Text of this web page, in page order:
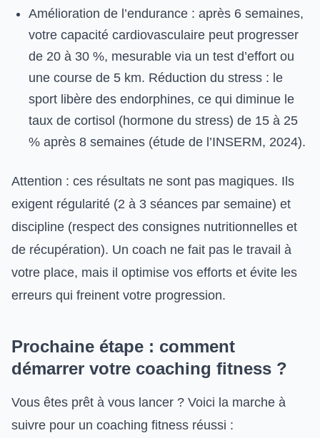
Amélioration de l’endurance : après 6 semaines,
votre capacité cardiovasculaire peut progresser
de 20 à 30 %, mesurable via un test d’effort ou
une course de 5 km. Réduction du stress : le
sport libère des endorphines, ce qui diminue le
taux de cortisol (hormone du stress) de 15 à 25
% après 8 semaines (étude de l’INSERM, 2024).
Attention : ces résultats ne sont pas magiques. Ils
exigent régularité (2 à 3 séances par semaine) et
discipline (respect des consignes nutritionnelles et
de récupération). Un coach ne fait pas le travail à
votre place, mais il optimise vos efforts et évite les
erreurs qui freinent votre progression.
Prochaine étape : comment
démarrer votre coaching fitness ?
Vous êtes prêt à vous lancer ? Voici la marche à
suivre pour un coaching fitness réussi :